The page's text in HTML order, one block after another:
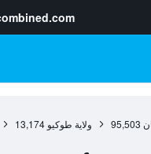
95,503 ولاية طوكيو 13,174